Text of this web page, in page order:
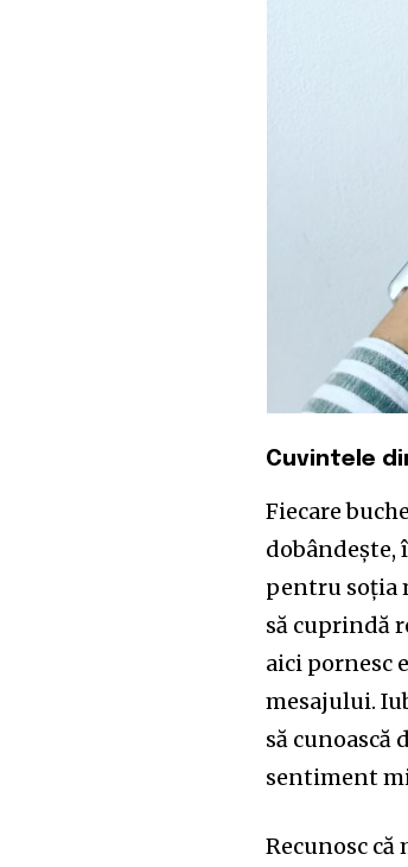
Join our
of the
To subscribe,
the subscribe
won't spam your
Cuvintele
Fiecare
dobândește,
pentru soția
să cuprindă
aici pornesc
mesajului.
să cunoască
sentiment
Recunosc